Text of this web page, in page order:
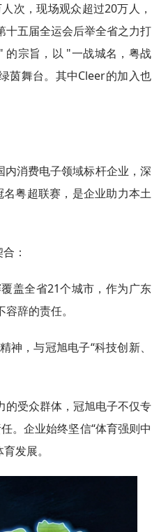
次，现场观众超过20万人，
十五届全运会后举全省之力打
的宗旨，以 "一战城名，粤战
茵舞台。其中Cleer的加入也
消费电子领域标杆企业，深
粤超联赛，是企业助力本土
：
盖全省21个城市，作为广东
辞的责任。
，与冠旭电子“科技创新、
的受众群体，冠旭电子不仅专
。企业始终坚信“体育强则中
发展。